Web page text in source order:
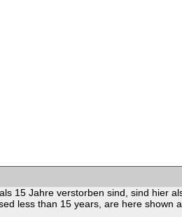
15 Jahre verstorben sind, sind hier
less than 15 years, are here shown